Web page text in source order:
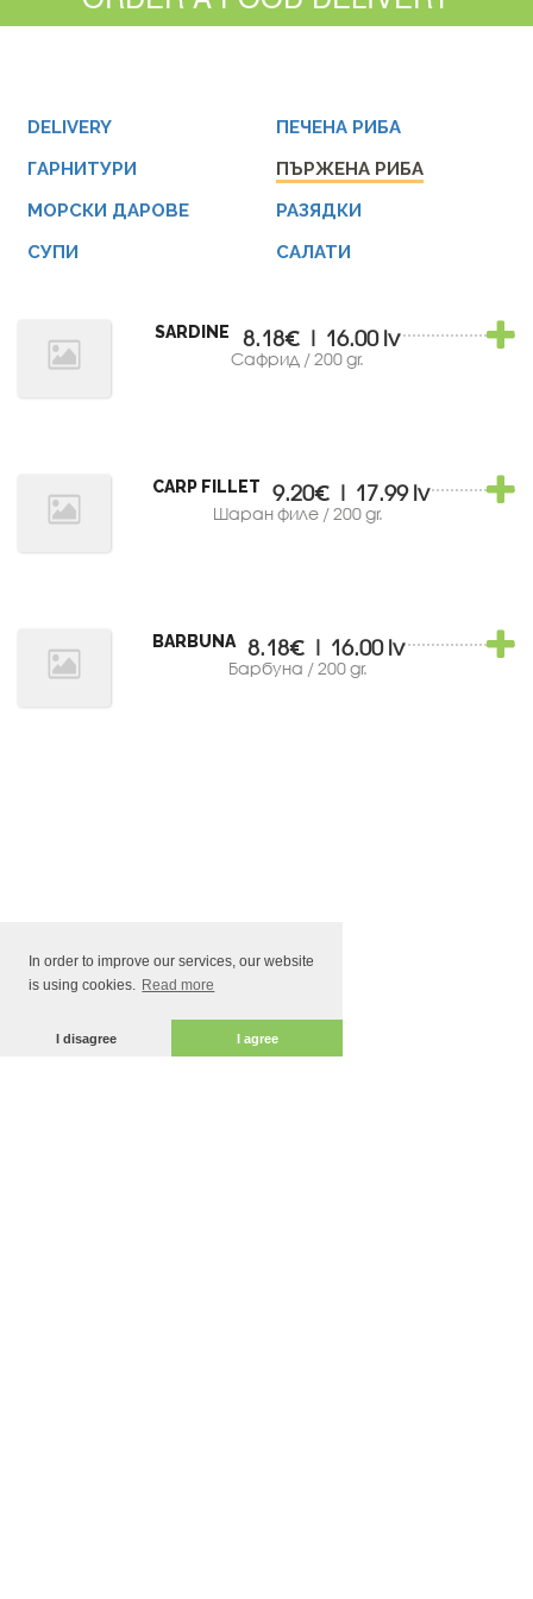
In order to improve our services, our website
is using cookies. Read more
I disagree I agree
DELIVERY
ГАРНИТУРИ
МОРСКИ ДАРОВЕ
СУПИ
ПЕЧЕНА РИБА
ПЪРЖЕНА РИБА
РАЗЯДКИ
САЛАТИ
SARDINE
Сафрид / 200 gr.
8.18€ | 16.00 lv
CARP FILLET
Шаран филе / 200 gr.
9.20€ | 17.99 lv
BARBUNA
Барбуна / 200 gr.
8.18€ | 16.00 lv